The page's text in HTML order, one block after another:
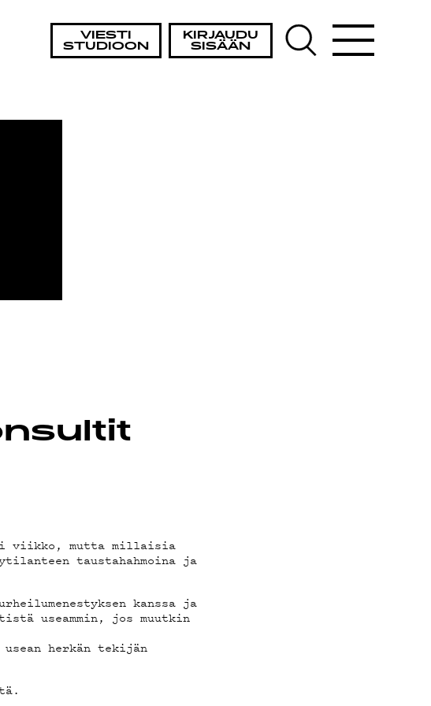
VIESTI
STUDIOON
KIRJAUDU
SISÄÄN
viikko, mutta millaisia
taustahahmoina ja
kanssa ja
useammin, jos muutkin
herkän tekijän